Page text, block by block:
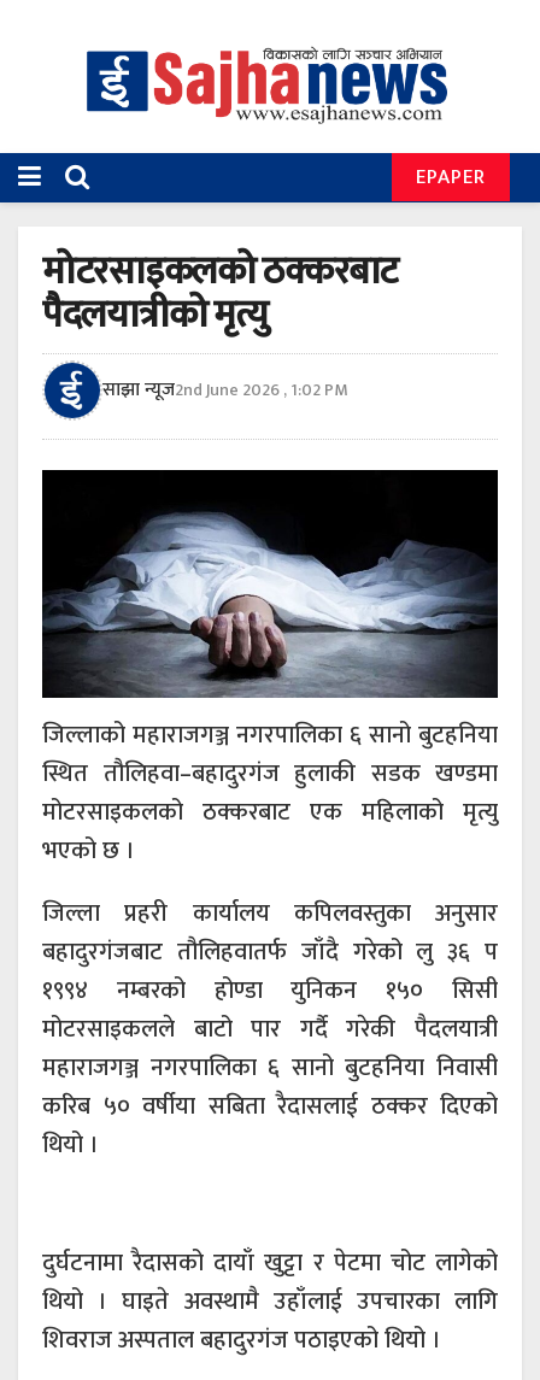
EPAPER
मोटरसाइकलको ठक्करबाट
पैदलयात्रीको मृत्यु
साझा न्यूज2nd June 2026 , 1:02 PM
जिल्लाको महाराजगञ्ज नगरपालिका ६ सानो बुटहनिया
स्थित तौलिहवा–बहादुरगंज हुलाकी सडक खण्डमा
मोटरसाइकलको ठक्करबाट एक महिलाको मृत्यु
भएको छ ।
जिल्ला प्रहरी कार्यालय कपिलवस्तुका अनुसार
बहादुरगंजबाट तौलिहवातर्फ जाँदै गरेको लु ३६ प
१९९४ नम्बरको होण्डा युनिकन १५० सिसी
मोटरसाइकलले बाटो पार गर्दै गरेकी पैदलयात्री
महाराजगञ्ज नगरपालिका ६ सानो बुटहनिया निवासी
करिब ५० वर्षीया सबिता रैदासलाई ठक्कर दिएको
थियो ।
दुर्घटनामा रैदासको दायाँ खुट्टा र पेटमा चोट लागेको
थियो । घाइते अवस्थामै उहाँलाई उपचारका लागि
शिवराज अस्पताल बहादुरगंज पठाइएको थियो ।